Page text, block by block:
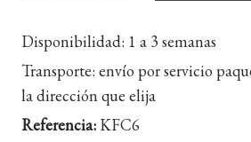
Disponibilidad: 1 a 3 semanas
Transporte: envío por servicio
la dirección que elija
Referencia: KFC6